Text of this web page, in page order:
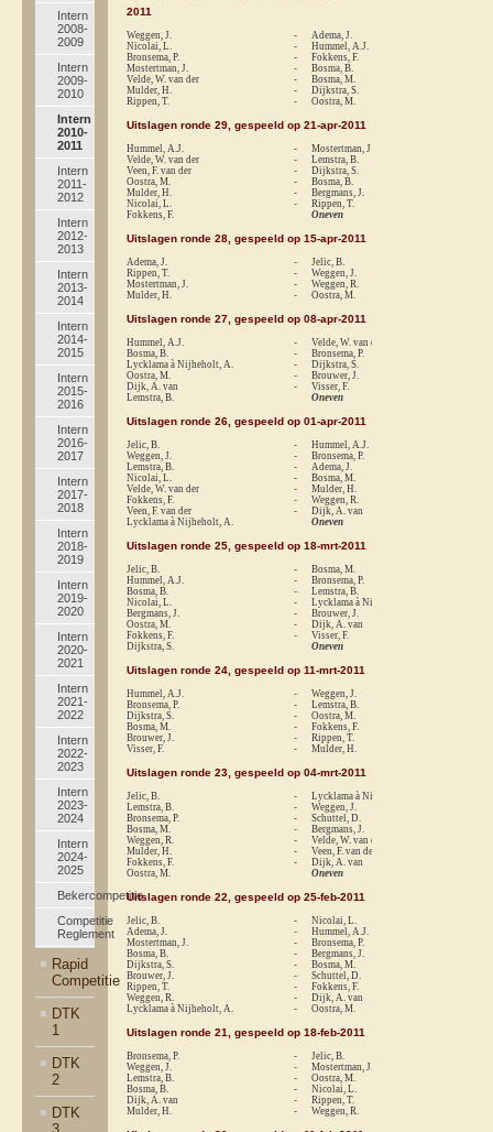
Intern
2008-
2009
Intern
2009-
2010
Intern
2010-
2011
Intern
2011-
2012
Intern
2012-
2013
Intern
2013-
2014
Intern
2014-
2015
Intern
2015-
2016
Intern
2016-
2017
Intern
2017-
2018
Intern
2018-
2019
Intern
2019-
2020
Intern
2020-
2021
Intern
2021-
2022
Intern
2022-
2023
Intern
2023-
2024
Intern
2024-
2025
Bekercompetitie
Competitie
Reglement
Rapid
Competitie
DTK
1
DTK
2
DTK
2011
Weggen, J. - Adema, J.
Nicolai, L.
- Hummel, A.J.
Bronsema, P.
- Fokkens, F.
Mostertman, J.
- Bosma, B.
Velde, W. van der
- Bosma, M.
Mulder, H.
- Dijkstra, S.
Rippen, T.
- Oostra, M.
Uitslagen ronde 29, gespeeld op 21-apr-2011
Hummel, A.J. - Mostertman, J.
Velde, W. van der
- Lemstra, B.
Veen, F. van der
- Dijkstra, S.
Oostra, M.
- Bosma, B.
Mulder, H.
- Bergmans, J.
Nicolai, L.
- Rippen, T.
Fokkens, F.
Oneven
Uitslagen ronde 28, gespeeld op 15-apr-2011
Adema, J. - Jelic, B.
Rippen, T.
- Weggen, J.
Mostertman, J.
- Weggen, R.
Mulder, H.
- Oostra, M.
Uitslagen ronde 27, gespeeld op 08-apr-2011
Hummel, A.J. - Velde, W. van der
Bosma, B.
- Bronsema, P.
Lycklama à Nijheholt, A.
- Dijkstra, S.
Oostra, M.
- Brouwer, J.
Dijk, A. van
- Visser, F.
Lemstra, B.
Oneven
Uitslagen ronde 26, gespeeld op 01-apr-2011
Jelic, B. - Hummel, A.J.
Weggen, J.
- Bronsema, P.
Lemstra, B.
- Adema, J.
Nicolai, L.
- Bosma, M.
Velde, W. van der
- Mulder, H.
Fokkens, F.
- Weggen, R.
Veen, F. van der
- Dijk, A. van
Lycklama à Nijheholt, A.
Oneven
Uitslagen ronde 25, gespeeld op 18-mrt-2011
Jelic, B. - Bosma, M.
Hummel, A.J.
- Bronsema, P.
Bosma, B.
- Lemstra, B.
Nicolai, L.
- Lycklama à Nijheholt, A.
Bergmans, J.
- Brouwer, J.
Oostra, M.
- Dijk, A. van
Fokkens, F.
- Visser, F.
Dijkstra, S.
Oneven
Uitslagen ronde 24, gespeeld op 11-mrt-2011
Hummel, A.J. - Weggen, J.
Bronsema, P.
- Lemstra, B.
Dijkstra, S.
- Oostra, M.
Bosma, M.
- Fokkens, F.
Brouwer, J.
- Rippen, T.
Visser, F.
- Mulder, H.
Uitslagen ronde 23, gespeeld op 04-mrt-2011
Jelic, B. - Lycklama à Nijheholt, A.
Lemstra, B.
- Weggen, J.
Bronsema, P.
- Schuttel, D.
Bosma, M.
- Bergmans, J.
Weggen, R.
- Velde, W. van der
Mulder, H.
- Veen, F. van der
Fokkens, F.
- Dijk, A. van
Oostra, M.
Oneven
Uitslagen ronde 22, gespeeld op 25-feb-2011
Jelic, B. - Nicolai, L.
Adema, J.
- Hummel, A.J.
Mostertman, J.
- Bronsema, P.
Bosma, B.
- Bergmans, J.
Dijkstra, S.
- Bosma, M.
Brouwer, J.
- Schuttel, D.
Rippen, T.
- Fokkens, F.
Weggen, R.
- Dijk, A. van
Lycklama à Nijheholt, A.
- Oostra, M.
Uitslagen ronde 21, gespeeld op 18-feb-2011
Bronsema, P. - Jelic, B.
Weggen, J.
- Mostertman, J.
Lemstra, B.
- Oostra, M.
Bosma, B.
- Nicolai, L.
Dijk, A. van
- Rippen, T.
Mulder, H.
- Weggen, R.